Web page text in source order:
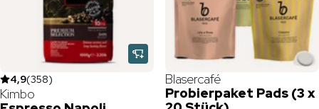
4,9(358)
Kimbo
Blasercafé
Probierpaket Pads (3 x